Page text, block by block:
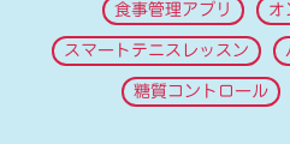
食事管理アプリ オ
スマートテニスレッスン
糖質コントロール